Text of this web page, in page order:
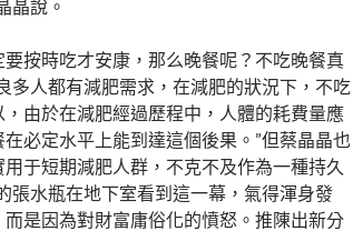
晶說。
按時吃才安康，那么晚餐呢？不吃晚餐真
多人都有減肥需求，在減肥的狀況下，不吃
由於在減肥經過歷程中，人體的耗費量應
必定水平上能到達這個後果。”但蔡晶晶也
于短期減肥人群，不克不及作為一種持久
張水瓶在地下室看到這一幕，氣得渾身發
是因為對財富庸俗化的憤怒。推陳出新分